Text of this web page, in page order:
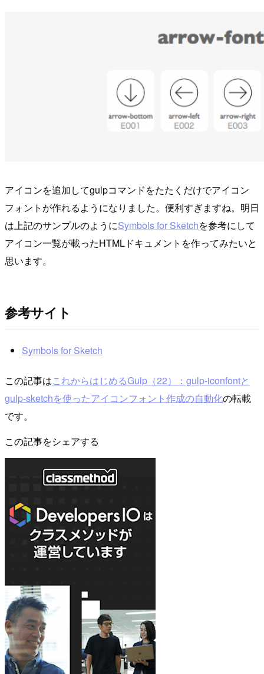
アイコンを追加してgulpコマンドをたたくだけでアイコン
フォントが作れるようになりました。便利すぎますね。明日
は上記のサンプルのようにSymbols for Sketchを参考にして
アイコン一覧が載ったHTMLドキュメントを作ってみたいと
思います。
参考サイト
Symbols for Sketch
この記事はこれからはじめるGulp（22）：gulp-iconfontと
gulp-sketchを使ったアイコンフォント作成の自動化の転載
です。
この記事をシェアする